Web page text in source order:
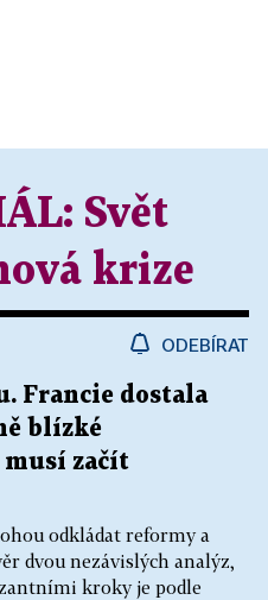
Svět
krize
ODEBÍRAT
Francie dostala
blízké
začít
odkládat reformy a
dvou nezávislých analýz,
kroky je podle